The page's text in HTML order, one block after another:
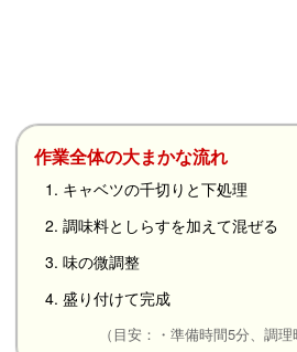
作業全体の大まかな流れ
1. キャベツの千切りと下処理
2. 調味料としらすを加えて混ぜる
3. 味の微調整
4. 盛り付けて完成
（目安：・準備時間5分、調